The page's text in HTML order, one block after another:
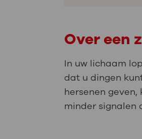
Over een
In uw lichaam
dat u dingen
hersenen
minder signalen